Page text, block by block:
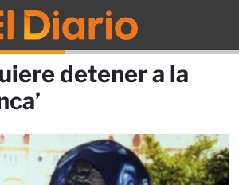
detener a la